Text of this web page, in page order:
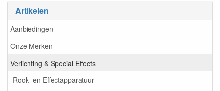
Artikelen
Aanbiedingen
Onze Merken
Verlichting & Special Effects
Rook- en Effectapparatuur